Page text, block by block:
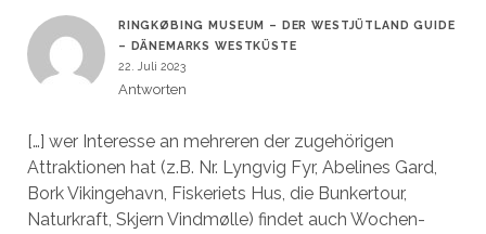
RINGKØBING MUSEUM – DER WESTJÜTLAND GUIDE
– DÄNEMARKS WESTKÜSTE
22. Juli 2023
Antworten
[…] wer Interesse an mehreren der zugehörigen
Attraktionen hat (z.B. Nr. Lyngvig Fyr, Abelines Gard,
Bork Vikingehavn, Fiskeriets Hus, die Bunkertour,
Naturkraft, Skjern Vindmølle) findet auch Wochen-